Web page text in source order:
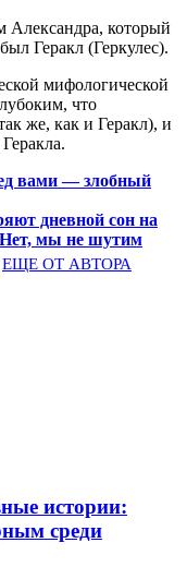
который
Геракл (Геркулес).
мифологической
что
же, как и Геракл), и
вами — злобный
дневной сон на
Нет, мы не шутим
ЕЩЕ ОТ АВТОРА
истории:
среди